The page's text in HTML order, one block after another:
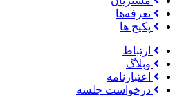
تعرفه‌ها
پکیج ها
ارتباط
وبلاگ
اعتبارنامه
درخواست جلسه